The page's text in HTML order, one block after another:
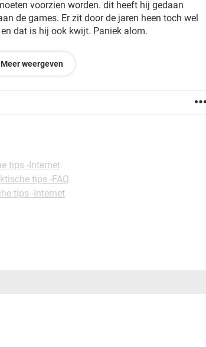
voorzien worden. dit heeft hij gedaan
de games. Er zit door de jaren heen toch wel
dat is hij ook kwijt. Paniek alom.
Meer weergeven
tips -Internet
tips -FAQ
tips -Internet